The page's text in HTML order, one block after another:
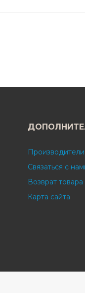
Производители
Связаться с
Возврат товара
Карта сайта